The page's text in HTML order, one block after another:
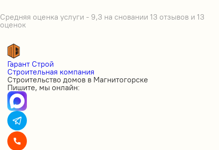
Средняя оценка услуги - 9,3 на сновании 13 отзывов и 13
оценок
Гарант Строй
Строительная компания
Строительство домов в Магнитогорске
Пишите, мы онлайн: